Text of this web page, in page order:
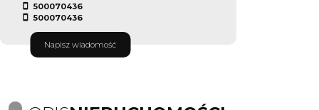
500070436
500070436
Napisz wiadomość